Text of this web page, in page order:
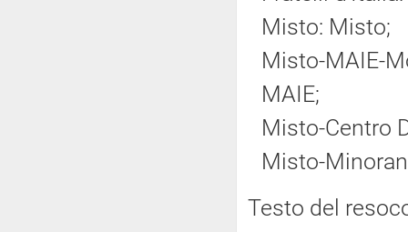
Misto: Misto;
Misto-MAIE-
MAIE;
Misto-Centro
Misto-
Testo del